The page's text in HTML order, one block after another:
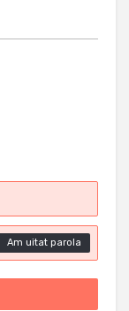
Am uitat parola